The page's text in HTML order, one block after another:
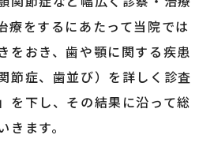
療をするにあたって当院では
をおき、歯や顎に関する疾患
節症、歯並び）を詳しく診査
を下し、その結果に沿って総
ます。